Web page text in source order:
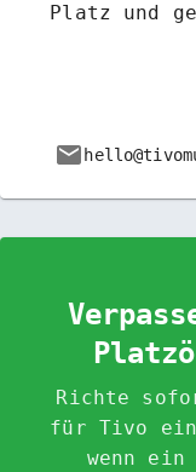
Platz und
Richte
für Tivo
wenn